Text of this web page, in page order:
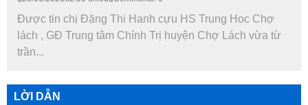
Được tin chị Đặng Thi Hanh cựu HS Trung Hoc Chợ
lách , GĐ Trung tâm Chính Trị huyện Chợ Lách vừa từ
trần...
LỜI DẪN